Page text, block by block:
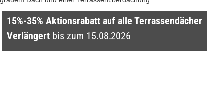
15%-35% Aktionsrabatt auf alle Terrassendächer
Verlängert bis zum 15.08.2026